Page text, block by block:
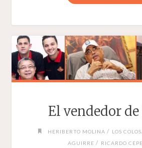
El vendedor
HERIBERTO MOLINA / LOS
AGUIRRE / RICARDO